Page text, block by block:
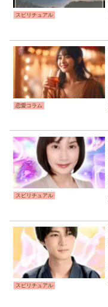
スピリチュアル
恋愛コラム
スピリチュアル
スピリチュアル